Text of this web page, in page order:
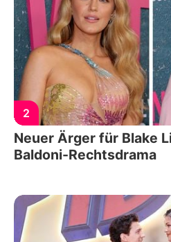
2
Neuer Ärger für Blake
Baldoni-Rechtsdrama